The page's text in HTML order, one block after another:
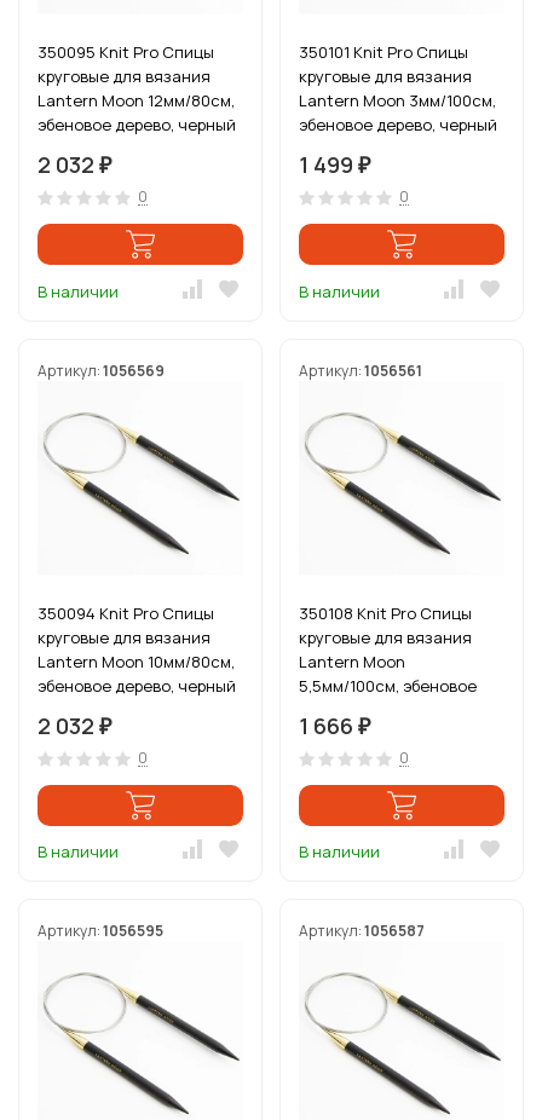
350095 Knit Pro Спицы
круговые для вязания
Lantern Moon 12мм/80см,
эбеновое дерево, черный
2 032 ₽
0
В наличии
350101 Knit Pro Спицы
круговые для вязания
Lantern Moon 3мм/100см,
эбеновое дерево, черный
1 499 ₽
0
В наличии
Артикул:1056569
350094 Knit Pro Спицы
круговые для вязания
Lantern Moon 10мм/80см,
эбеновое дерево, черный
2 032 ₽
0
В наличии
Артикул:1056561
350108 Knit Pro Спицы
круговые для вязания
Lantern Moon
5,5мм/100см, эбеновое
1 666 ₽
0
В наличии
Артикул:1056595 Артикул:1056587